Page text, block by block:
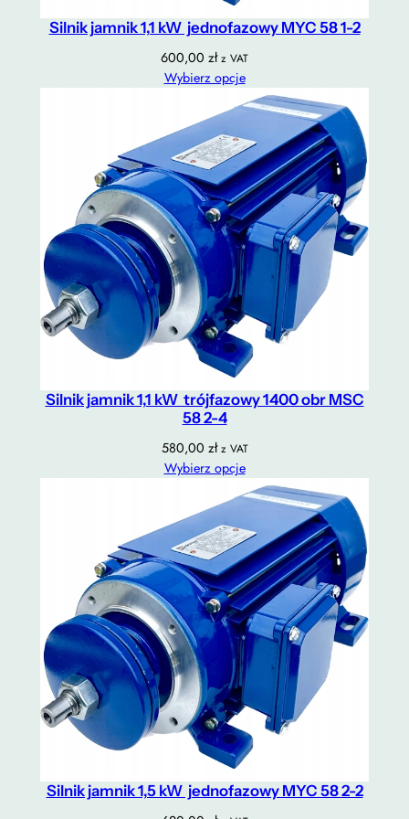
Silnik jamnik 1,1 kW jednofazowy MYC 58 1-2
600,00 zł z VAT
Wybierz opcje
Silnik jamnik 1,1 kW trójfazowy 1400 obr MSC
58 2-4
580,00 zł z VAT
Wybierz opcje
Silnik jamnik 1,5 kW jednofazowy MYC 58 2-2